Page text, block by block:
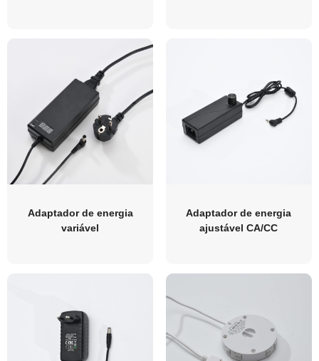
Adaptador de energia
variável
Adaptador de energia
ajustável CA/CC